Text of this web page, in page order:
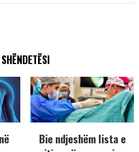
SHËNDETËSI
Bie ndjeshëm lista e